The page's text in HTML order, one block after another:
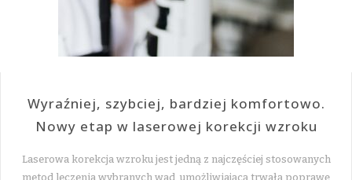
Wyraźniej, szybciej, bardziej komfortowo.
Nowy etap w laserowej korekcji wzroku
Laserowa korekcja wzroku jest jedną z najczęściej stosowanych
metod leczenia wybranych wad, umożliwiającą trwałą poprawę